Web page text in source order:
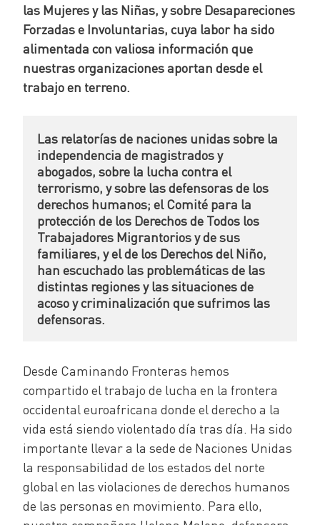
las Mujeres y las Niñas, y sobre Desapareciones
Forzadas e Involuntarias, cuya labor ha sido
alimentada con valiosa información que
nuestras organizaciones aportan desde el
trabajo en terreno.
Las relatorías de naciones unidas sobre la
independencia de magistrados y
abogados, sobre la lucha contra el
terrorismo, y sobre las defensoras de los
derechos humanos; el Comité para la
protección de los Derechos de Todos los
Trabajadores Migrantorios y de sus
familiares, y el de los Derechos del Niño,
han escuchado las problemáticas de las
distintas regiones y las situaciones de
acoso y criminalización que sufrimos las
defensoras.
Desde Caminando Fronteras hemos
compartido el trabajo de lucha en la frontera
occidental euroafricana donde el derecho a la
vida está siendo violentado día tras día. Ha sido
importante llevar a la sede de Naciones Unidas
la responsabilidad de los estados del norte
global en las violaciones de derechos humanos
de las personas en movimiento. Para ello,